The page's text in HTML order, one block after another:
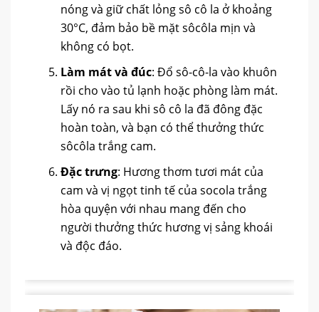
nóng và giữ chất lỏng sô cô la ở khoảng
30°C, đảm bảo bề mặt sôcôla mịn và
không có bọt.
Làm mát và đúc: Đổ sô-cô-la vào khuôn
rồi cho vào tủ lạnh hoặc phòng làm mát.
Lấy nó ra sau khi sô cô la đã đông đặc
hoàn toàn, và bạn có thể thưởng thức
sôcôla trắng cam.
Đặc trưng: Hương thơm tươi mát của
cam và vị ngọt tinh tế của socola trắng
hòa quyện với nhau mang đến cho
người thưởng thức hương vị sảng khoái
và độc đáo.